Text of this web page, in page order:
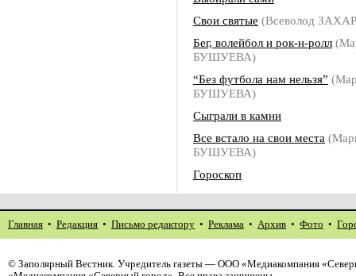
Свои святые (Всеволод
Бег, волейбол и рок-н-ролл
БУШУЕВА)
“Без футбола нам нельзя”
БУШУЕВА)
Сыграли в камни
Все встало на свои места
БУШУЕВА)
Гороскоп
Главная • Редакция • Письмо редактору • Реклама • Архив • Фото •
© Заполярный Вестник. Учредитель газеты — ООО «Медиакомпания